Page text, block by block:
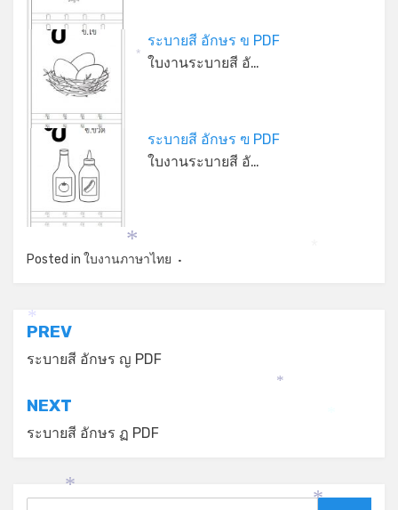
ระบายสี อักษร ข PDF
ใบงานระบายสี อั…
ระบายสี อักษร ฃ PDF
ใบงานระบายสี อั…
Posted in ใบงานภาษาไทย
แนะแนว
เรื่อง
PREV
ระบายสี อักษร ญ PDF
NEXT
ระบายสี อักษร ฏ PDF
*
*
*
*